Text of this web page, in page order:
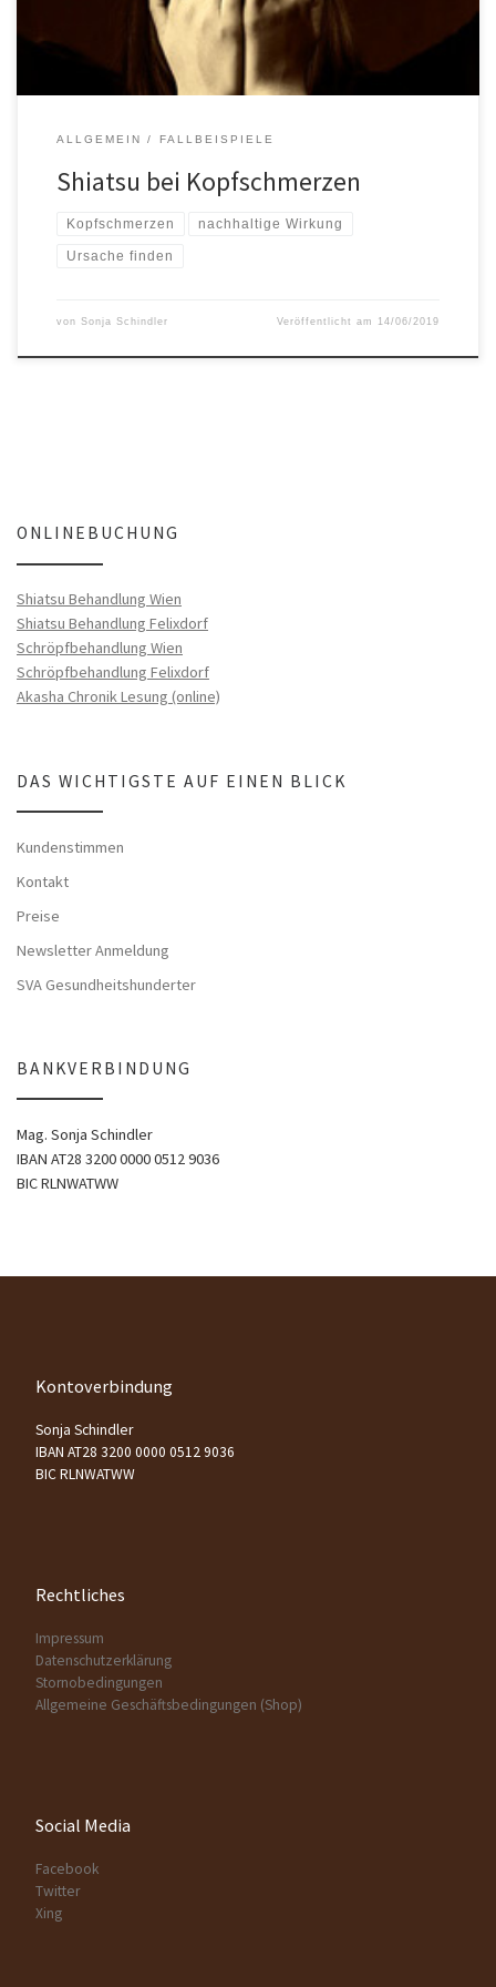
wiederkehrende […]
ALLGEMEIN FALLBEISPIELE
Shiatsu bei Kopfschmerzen
Kopfschmerzen nachhaltige Wirkung
Ursache finden
von Sonja Schindler Veröffentlicht am 14/06/2019
ONLINEBUCHUNG
Shiatsu Behandlung Wien
Shiatsu Behandlung Felixdorf
Schröpfbehandlung Wien
Schröpfbehandlung Felixdorf
Akasha Chronik Lesung (online)
DAS WICHTIGSTE AUF EINEN BLICK
Kundenstimmen
Kontakt
Preise
Newsletter Anmeldung
SVA Gesundheitshunderter
BANKVERBINDUNG
Mag. Sonja Schindler
IBAN AT28 3200 0000 0512 9036
BIC RLNWATWW
Kontoverbindung
Sonja Schindler
IBAN AT28 3200 0000 0512 9036
BIC RLNWATWW
Rechtliches
Impressum
Datenschutzerklärung
Stornobedingungen
Allgemeine Geschäftsbedingungen (Shop)
Social Media
Facebook
Twitter
Xing